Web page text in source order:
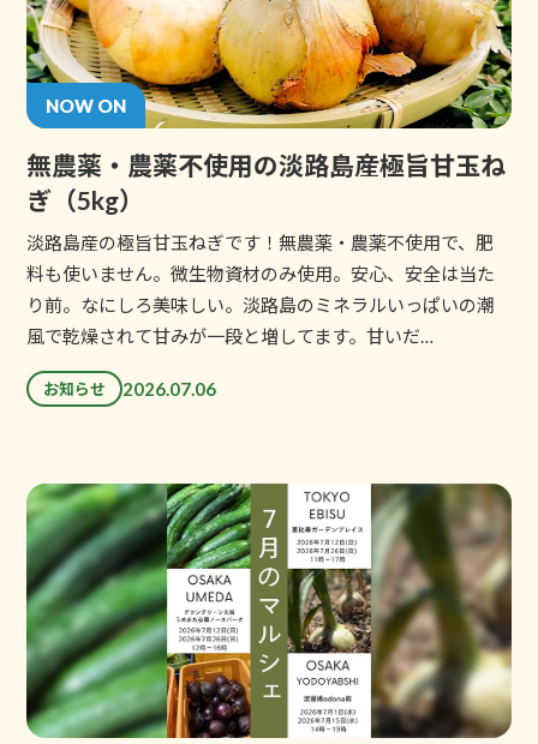
NOW ON
無農薬・農薬不使用の淡路島産極旨甘玉ね
ぎ（5kg）
淡路島産の極旨甘玉ねぎです！無農薬・農薬不使用で、肥
料も使いません。微生物資材のみ使用。安心、安全は当た
り前。なにしろ美味しい。淡路島のミネラルいっぱいの潮
風で乾燥されて甘みが一段と増してます。甘いだ…
お知らせ 2026.07.06